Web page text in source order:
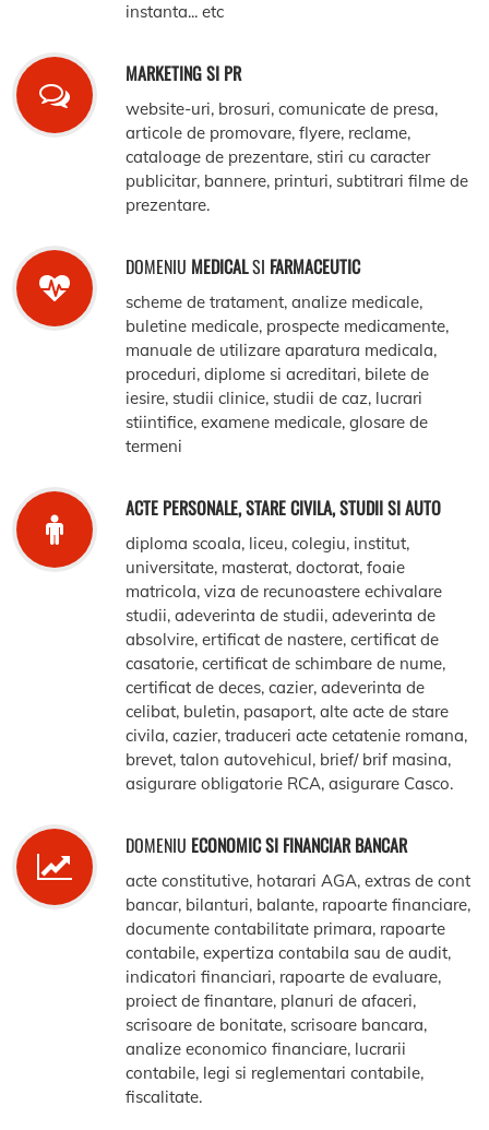
instanta... etc
MARKETING SI PR
website-uri, brosuri, comunicate de presa,
articole de promovare, flyere, reclame,
cataloage de prezentare, stiri cu caracter
publicitar, bannere, printuri, subtitrari filme de
prezentare.
DOMENIU MEDICALSI FARMACEUTIC
scheme de tratament, analize medicale,
buletine medicale, prospecte medicamente,
manuale de utilizare aparatura medicala,
proceduri, diplome si acreditari, bilete de
iesire, studii clinice, studii de caz, lucrari
stiintifice, examene medicale, glosare de
termeni
ACTE PERSONALE, STARE CIVILA, STUDII SI AUTO
diploma scoala, liceu, colegiu, institut,
universitate, masterat, doctorat, foaie
matricola, viza de recunoastere echivalare
studii, adeverinta de studii, adeverinta de
absolvire, ertificat de nastere, certificat de
casatorie, certificat de schimbare de nume,
certificat de deces, cazier, adeverinta de
celibat, buletin, pasaport, alte acte de stare
civila, cazier, traduceri acte cetatenie romana,
brevet, talon autovehicul, brief/ brif masina,
asigurare obligatorie RCA, asigurare Casco.
DOMENIU ECONOMIC SI FINANCIAR BANCAR
acte constitutive, hotarari AGA, extras de cont
bancar, bilanturi, balante, rapoarte financiare,
documente contabilitate primara, rapoarte
contabile, expertiza contabila sau de audit,
indicatori financiari, rapoarte de evaluare,
proiect de finantare, planuri de afaceri,
scrisoare de bonitate, scrisoare bancara,
analize economico financiare, lucrarii
contabile, legi si reglementari contabile,
fiscalitate.